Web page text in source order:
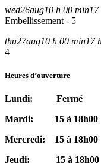
wed26aug10 h 00 min
Embellissement - 5
thu27aug10 h 00 min17
4
Heures d’ouverture
Lundi: Fermé
Mardi: 15 à 18h00
Mercredi: 15 à 18h00
Jeudi: 15 à 18h00